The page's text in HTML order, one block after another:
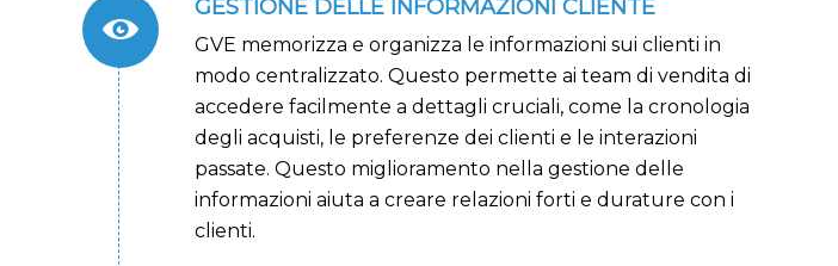
GESTIONE DELLE INFORMAZIONI CLIENTE
GVE memorizza e organizza le informazioni sui clienti in
modo centralizzato. Questo permette ai team di vendita di
accedere facilmente a dettagli cruciali, come la cronologia
degli acquisti, le preferenze dei clienti e le interazioni
passate. Questo miglioramento nella gestione delle
informazioni aiuta a creare relazioni forti e durature con i
clienti.